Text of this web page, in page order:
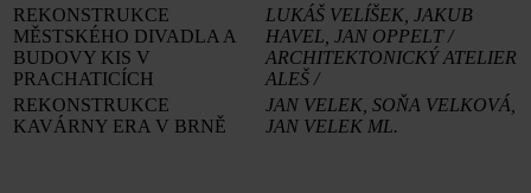
REKONSTRUKCE
MĚSTSKÉHO DIVADLA A
BUDOVY KIS V
PRACHATICÍCH
LUKÁŠ VELÍŠEK, JAKUB
HAVEL, JAN OPPELT /
ARCHITEKTONICKÝ ATELIER
ALEŠ /
REKONSTRUKCE
KAVÁRNY ERA V BRNĚ
JAN VELEK, SOŇA VELKOVÁ,
JAN VELEK ML.